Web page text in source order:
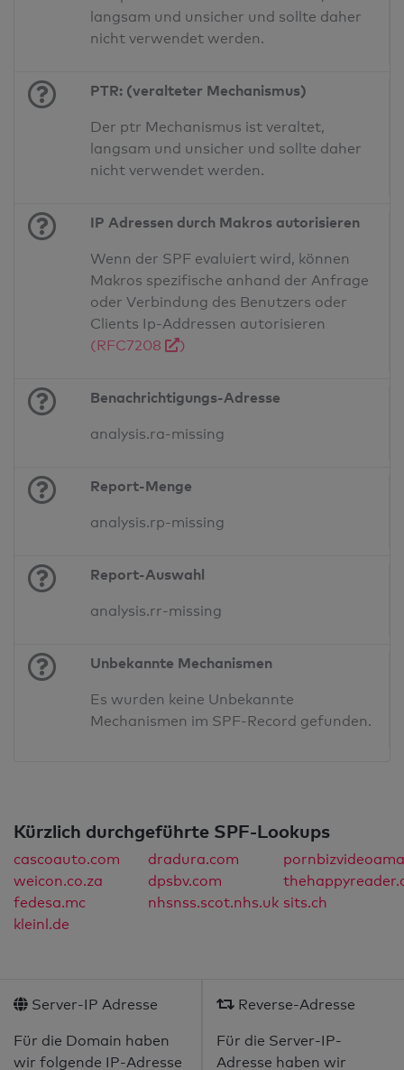
langsam und unsicher und sollte daher
nicht verwendet werden.
PTR: (veralteter Mechanismus)
Der ptr Mechanismus ist veraltet,
langsam und unsicher und sollte daher
nicht verwendet werden.
IP Adressen durch Makros autorisieren
Wenn der SPF evaluiert wird, können
Makros spezifische anhand der Anfrage
oder Verbindung des Benutzers oder
Clients Ip-Addressen autorisieren
(RFC7208
)
Benachrichtigungs-Adresse
analysis.ra-missing
Report-Menge
analysis.rp-missing
Report-Auswahl
analysis.rr-missing
Unbekannte Mechanismen
Es wurden keine Unbekannte
Mechanismen im SPF-Record gefunden.
Kürzlich durchgeführte SPF-Lookups
cascoauto.com dradura.com
weicon.co.za
dpsbv.com
fedesa.mc
nhsnss.scot.nhs.uk sits.ch
kleinl.de
Server-IP Adresse
Für die Domain haben
wir folgende IP-Adresse
Reverse-Adresse
Für die Server-IP-
Adresse haben wir